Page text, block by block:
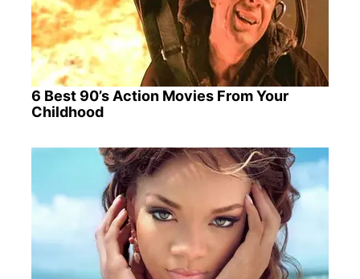
6 Best 90’s Action Movies From Your
Childhood